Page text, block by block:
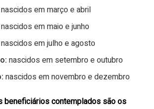
nascidos em março e abril
nascidos em maio e junho
nascidos em julho e agosto
nascidos em setembro e outubro
nascidos em novembro e dezembro
beneficiários contemplados são os